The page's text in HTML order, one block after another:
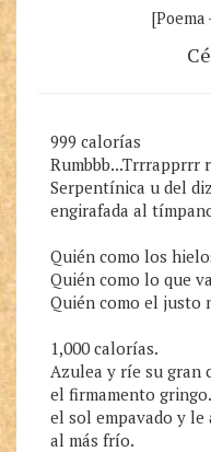
999 calorías
Rumbbb...Trrrapprrr
Serpentínica u del
engirafada al
Quién como los
Quién como lo que
Quién como el justo
1,000 calorías.
Azulea y ríe su gran
el firmamento
el sol empavado y
al más frío.